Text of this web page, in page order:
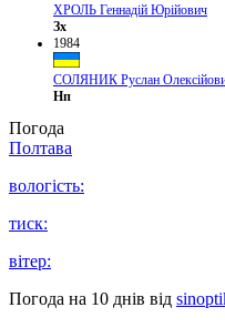
ХРОЛЬ Геннадій Юрійович
Зх
1984
СОЛЯНИК Руслан
Нп
Погода
Полтава
вологість:
тиск:
вітер:
Погода на 10 днів від